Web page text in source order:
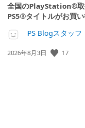
全国のPlayStation®取
PS5®タイトルがお買い
PS Blogスタッフ
公
2026年8月3日 17